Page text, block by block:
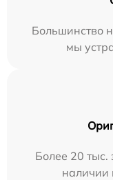
Большинство
мы
Более 20 тыс.
наличии